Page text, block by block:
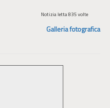
Notizia letta 835 volte
Galleria fotografica